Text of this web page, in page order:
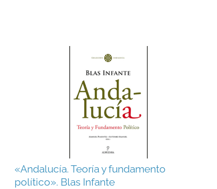
Infante
«Andalucía. Teoría y fundamento
político». Blas Infante